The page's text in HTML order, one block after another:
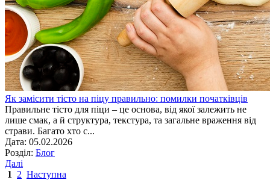
Як замісити тісто на піцу правильно: помилки початківців
Правильне тісто для піци – це основа, від якої залежить не
лише смак, а й структура, текстура, та загальне враження від
страви. Багато хто с...
Дата: 05.02.2026
Розділ: Блог
Далі
1
2 Наступна